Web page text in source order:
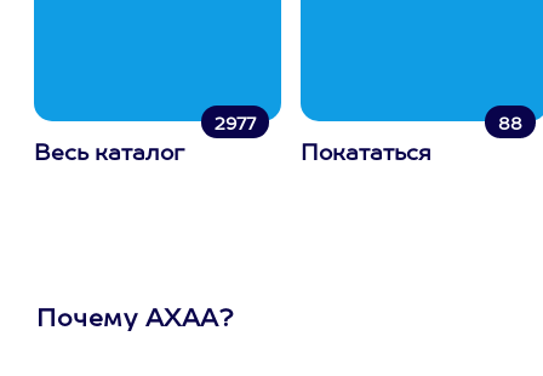
2977
Весь каталог
88
Покататься
Почему АХАА?